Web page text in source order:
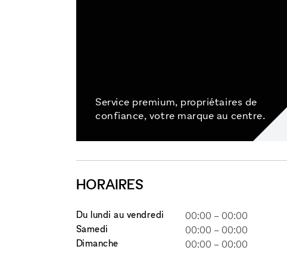
Service premium, propriétaires de
confiance, votre marque au centre.
HORAIRES
Du lundi au vendredi 00:00 –00:00
Samedi
00:00 –00:00
Dimanche
00:00 –00:00